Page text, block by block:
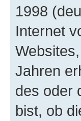
1998
Internet
Jahren
des oder
bist, ob